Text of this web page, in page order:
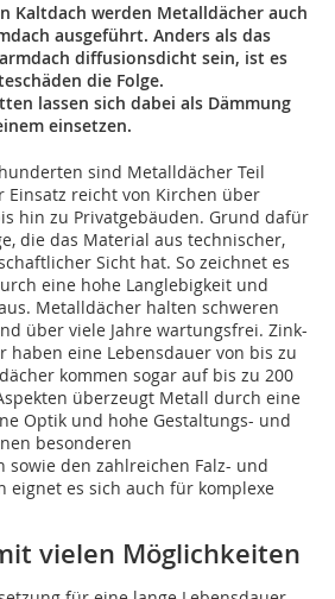
Kaltdach werden Metalldächer auch
ausgeführt. Anders als das
diffusionsdicht sein, ist es
die Folge.
lassen sich dabei als Dämmung
einsetzen.
sind Metalldächer Teil
Einsatz reicht von Kirchen über
hin zu Privatgebäuden. Grund dafür
die das Material aus technischer,
Sicht hat. So zeichnet es
eine hohe Langlebigkeit und
Metalldächer halten schweren
über viele Jahre wartungsfrei. Zink-
haben eine Lebensdauer von bis zu
kommen sogar auf bis zu 200
überzeugt Metall durch eine
Optik und hohe Gestaltungs- und
besonderen
sowie den zahlreichen Falz- und
eignet es sich auch für komplexe
vielen Möglichkeiten